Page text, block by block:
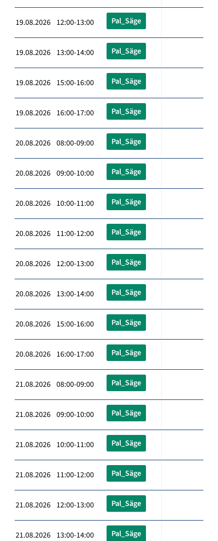
19.08.2026 12:00-13:00 Pal_Säge
19.08.2026 13:00-14:00 Pal_Säge
19.08.2026 15:00-16:00 Pal_Säge
19.08.2026 16:00-17:00 Pal_Säge
20.08.2026 08:00-09:00 Pal_Säge
20.08.2026 09:00-10:00 Pal_Säge
20.08.2026 10:00-11:00 Pal_Säge
20.08.2026 11:00-12:00 Pal_Säge
20.08.2026 12:00-13:00 Pal_Säge
20.08.2026 13:00-14:00 Pal_Säge
20.08.2026 15:00-16:00 Pal_Säge
20.08.2026 16:00-17:00 Pal_Säge
21.08.2026 08:00-09:00 Pal_Säge
21.08.2026 09:00-10:00 Pal_Säge
21.08.2026 10:00-11:00 Pal_Säge
21.08.2026 11:00-12:00 Pal_Säge
21.08.2026 12:00-13:00 Pal_Säge
21.08.2026 13:00-14:00 Pal_Säge